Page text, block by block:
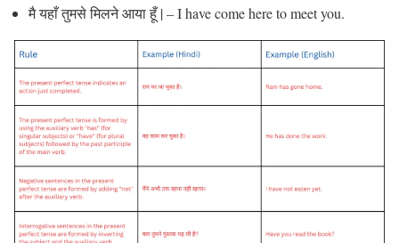
मै यहाँ तुमसे मिलने आया हूँ | – I have come here to meet you.